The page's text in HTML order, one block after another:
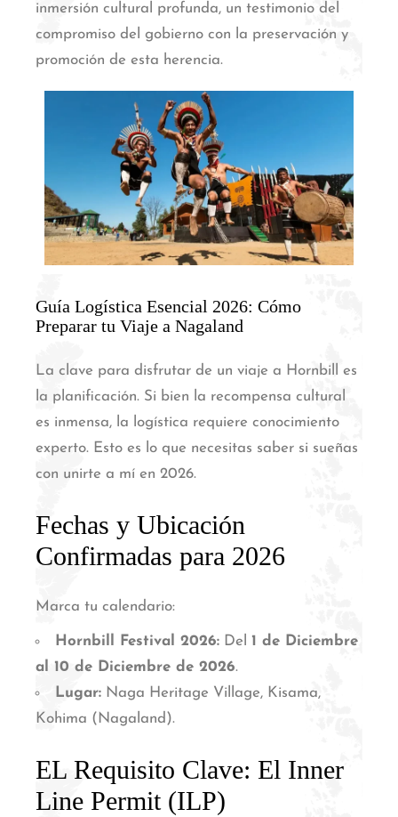
inmersión cultural profunda, un testimonio del
compromiso del gobierno con la preservación y
promoción de esta herencia.
Guía Logística Esencial 2026: Cómo
Preparar tu Viaje a Nagaland
La clave para disfrutar de un viaje a Hornbill es
la planificación. Si bien la recompensa cultural
es inmensa, la logística requiere conocimiento
experto. Esto es lo que necesitas saber si sueñas
con unirte a mí en 2026.
Fechas y Ubicación
Confirmadas para 2026
Marca tu calendario:
Hornbill Festival 2026: Del 1 de Diciembre
al 10 de Diciembre de 2026.
Lugar: Naga Heritage Village, Kisama,
Kohima (Nagaland).
EL Requisito Clave: El Inner
Line Permit (ILP)